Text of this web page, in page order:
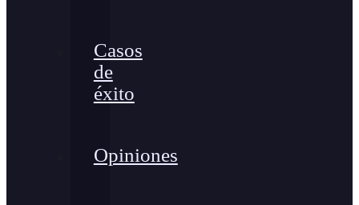
Casos
de
éxito
Opiniones